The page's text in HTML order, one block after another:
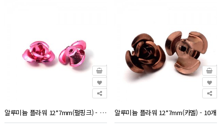
알루미늄 플라워 12*7mm(펄핑크) - 10개 알루미늄 플라워 12*7mm(카멜) - 10개